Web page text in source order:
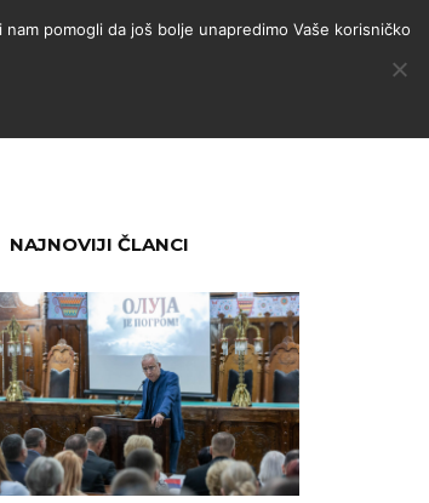
NAJNOVIJI ČLANCI
pomogli da još bolje unapredimo Vaše korisničko